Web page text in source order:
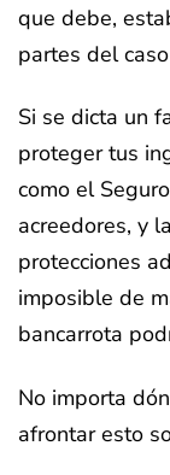
que debe,
partes del
Si se dicta un
proteger tus
como el
acreedores, y
protecciones
imposible de
bancarrota
No importa
afrontar esto